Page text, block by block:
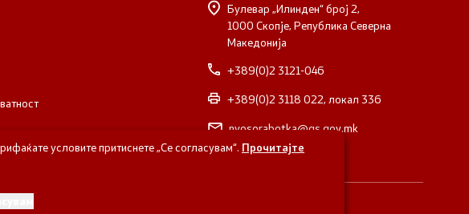
Булевар „Илинден“ број 2,
1000 Скопје, Република Северна
Македонија
+389(0)2 3121-046
+389(0)2 3118 022, локал 336
nvosorabotka@gs.gov.mk
на Република Северна Македонија
условите притиснете „Се согласувам“. Прочитајте